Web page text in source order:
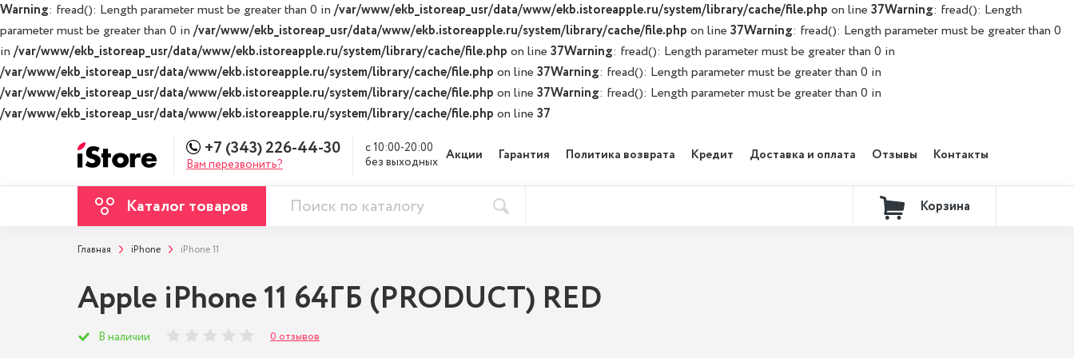
Warning: fread(): Length parameter must be greater than 0 in /var/www/ekb_istoreap_usr/data/www/ekb.istoreapple.ru/system/library/cache/file.php on line 37Warning: fread(): Length
parameter must be greater than 0 in /var/www/ekb_istoreap_usr/data/www/ekb.istoreapple.ru/system/library/cache/file.php on line 37Warning: fread(): Length parameter must be greater than 0
in /var/www/ekb_istoreap_usr/data/www/ekb.istoreapple.ru/system/library/cache/file.php on line 37Warning: fread(): Length parameter must be greater than 0 in
/var/www/ekb_istoreap_usr/data/www/ekb.istoreapple.ru/system/library/cache/file.php on line 37Warning: fread(): Length parameter must be greater than 0 in
/var/www/ekb_istoreap_usr/data/www/ekb.istoreapple.ru/system/library/cache/file.php on line 37Warning: fread(): Length parameter must be greater than 0 in
/var/www/ekb_istoreap_usr/data/www/ekb.istoreapple.ru/system/library/cache/file.php on line 37
+7 (343) 226-44-30
Вам перезвонить?
с 10:00-20:00
без выходных Акции Гарантия Политика возврата Кредит Доставка и оплата Отзывы Контакты
Каталог товаров Корзина
Главная iPhone iPhone 11
Apple iPhone 11 64ГБ (PRODUCT) RED
В наличии 0 отзывов